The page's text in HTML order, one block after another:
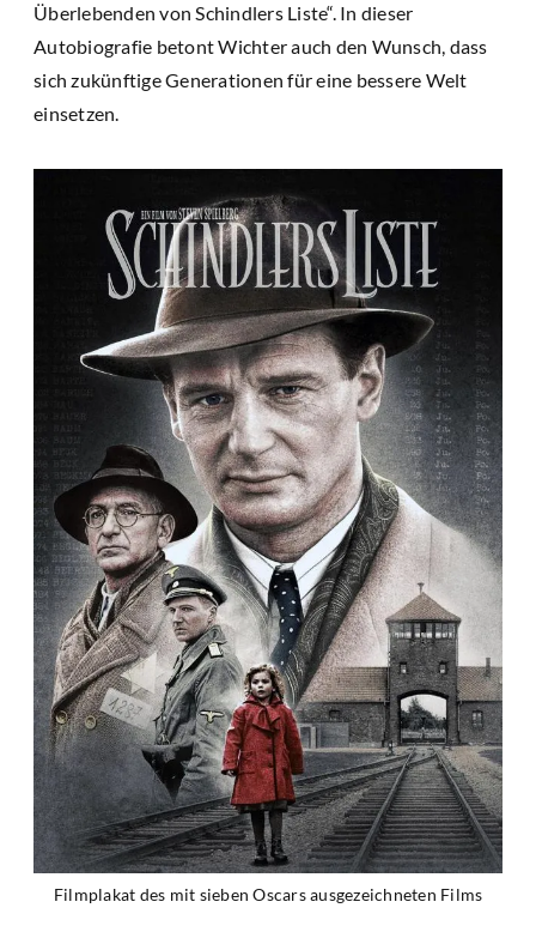
Überlebenden von Schindlers Liste“. In dieser
Autobiografie betont Wichter auch den Wunsch, dass
sich zukünftige Generationen für eine bessere Welt
einsetzen.
Filmplakat des mit sieben Oscars ausgezeichneten Films